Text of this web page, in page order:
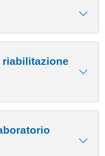
riabilitazione